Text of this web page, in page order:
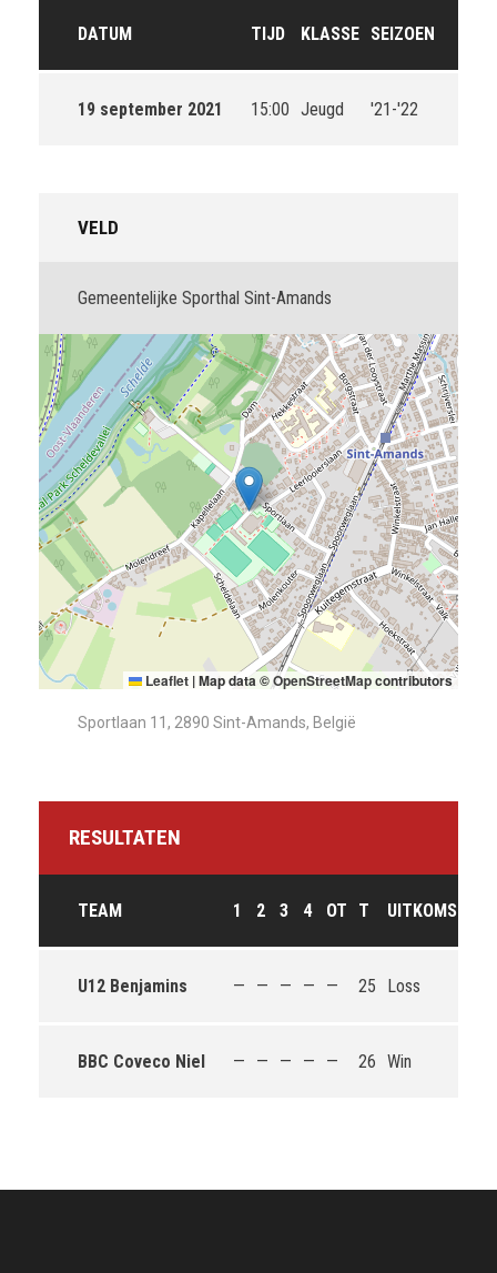
DATUM TIJD KLASSE SEIZOEN
19 september 2021 15:00 Jeugd '21-'22
VELD
Gemeentelijke Sporthal Sint-Amands
Leaflet |Map data ©OpenStreetMapcontributors
Sportlaan 11, 2890 Sint-Amands, België
RESULTATEN
TEAM 1 2 3 4 OT T UITKOMST
U12 Benjamins — — — — — 25 Loss
BBC Coveco Niel — — — — — 26 Win